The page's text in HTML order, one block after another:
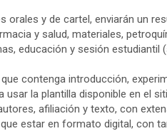
orales y de cartel, enviarán un
y salud, materiales,
educación y sesión estudiantil
contenga introducción,
la plantilla disponible en el
afiliación y texto, con
estar en formato digital, con